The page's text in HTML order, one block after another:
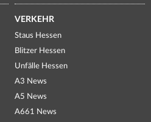
VERKEHR
Staus Hessen
Blitzer Hessen
Unfälle Hessen
A3 News
A5 News
A661 News